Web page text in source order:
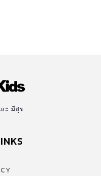
ะ มีสุข